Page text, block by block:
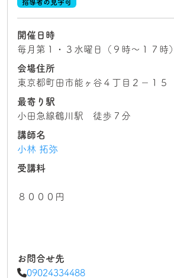
指導者の見学可
開催日時
毎月第１・３水曜日（９時～１７時）
会場住所
東京都町田市能ヶ谷４丁目２−１５
最寄り駅
小田急線鶴川駅 徒歩７分
講師名
小林 拓弥
受講料
８０００円
お問合せ先
09024334488